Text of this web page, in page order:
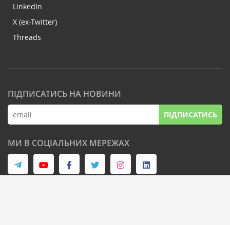
LinkedIn
X (ex-Twitter)
Threads
ПІДПИСАТИСЬ НА НОВИНИ
ПІДПИСАТИСЬ
МИ В СОЦІАЛЬНИХ МЕРЕЖАХ